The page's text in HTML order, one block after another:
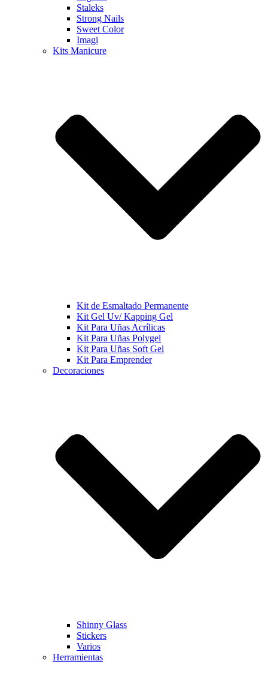
Staleks
Strong Nails
Sweet Color
Imagi
Kits Manicure
Kit de Esmaltado Permanente
Kit Gel Uv/ Kapping Gel
Kit Para Uñas Acrílicas
Kit Para Uñas Polygel
Kit Para Uñas Soft Gel
Kit Para Emprender
Decoraciones
Shinny Glass
Stickers
Varios
Herramientas